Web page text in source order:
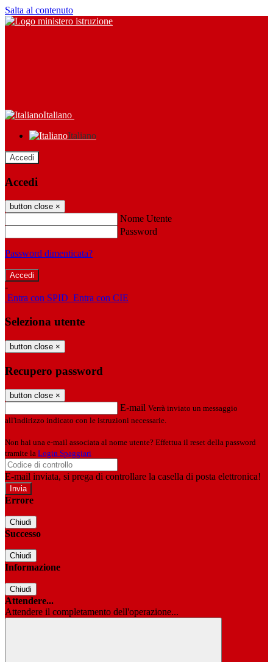
Salta al contenuto
Italiano
Italiano
Accedi
Accedi
button close ×
Nome Utente
Password
Password dimenticata?
-
Entra con SPID Entra con CIE
Seleziona utente
button close ×
Recupero password
button close ×
E-mail Verrà inviato un messaggio
all'indirizzo indicato con le istruzioni necessarie.
Non hai una e-mail associata al nome utente? Effettua il reset della password
tramite la Login Spaggiari
E-mail inviata, si prega di controllare la casella di posta elettronica!
Errore
Chiudi
Successo
Chiudi
Informazione
Chiudi
Attendere...
Attendere il completamento dell'operazione...